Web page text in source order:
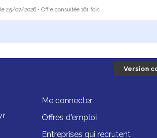
25/07/2026 • Offre consultée 161 fois
Version
Me connecter
Offres d'emploi
Entreprises qui recrutent